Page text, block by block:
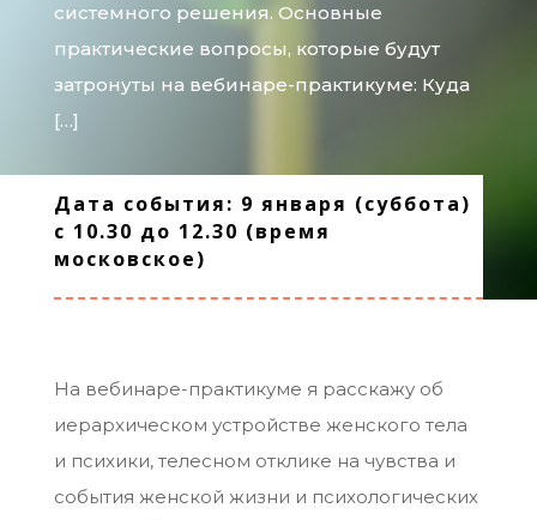
системного решения. Основные
практические вопросы, которые будут
затронуты на вебинаре-практикуме: Куда
[…]
Дата события: 9 января (суббота)
с 10.30 до 12.30 (время
московское)
На вебинаре-практикуме я расскажу об
иерархическом устройстве женского тела
и психики, телесном отклике на чувства и
события женской жизни и психологических